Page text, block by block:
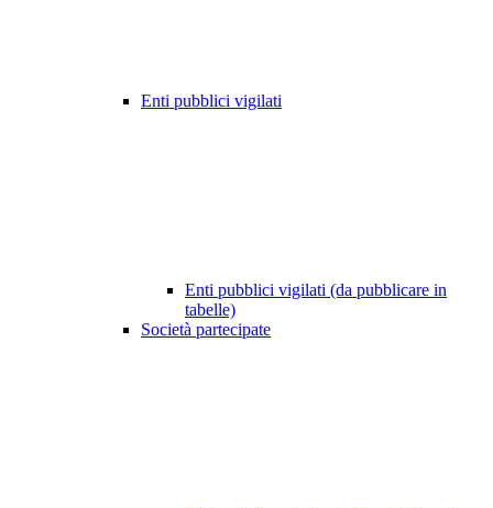
Enti pubblici vigilati
Enti pubblici vigilati (da pubblicare in
tabelle)
Società partecipate